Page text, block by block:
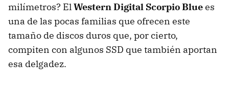
milímetros? ElWestern Digital Scorpio Bluees
una de las pocas familias que ofrecen este
tamaño de discos duros que, por cierto,
compiten con algunos SSD que también aportan
esa delgadez.